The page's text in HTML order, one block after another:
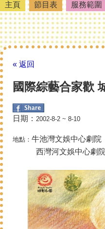
主頁 節目表 服務範圍
« 返回
國際綜藝合家歡
日期： 2002-8-2 ~ 8-10
地點： 牛池灣文娛中心劇院
西灣河文娛中心劇院